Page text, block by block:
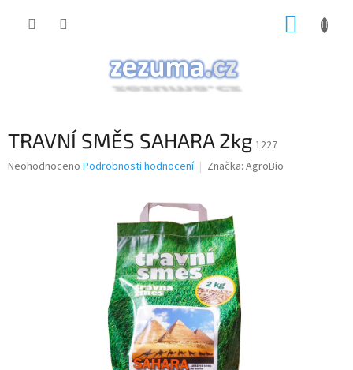
TRAVNÍ SMĚS SAHARA 2kg 1227
Průměrné
Neohodnoceno Podrobnosti hodnocení Značka: AgroBio